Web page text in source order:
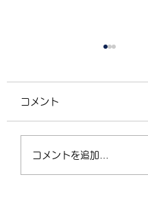
4/2（木）18:30〜
21:00 フリーク
コメント
コメントを追加…